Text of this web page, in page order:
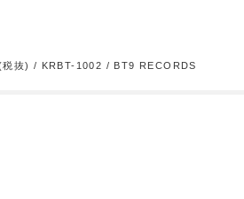
抜) / KRBT-1002 / BT9 RECORDS